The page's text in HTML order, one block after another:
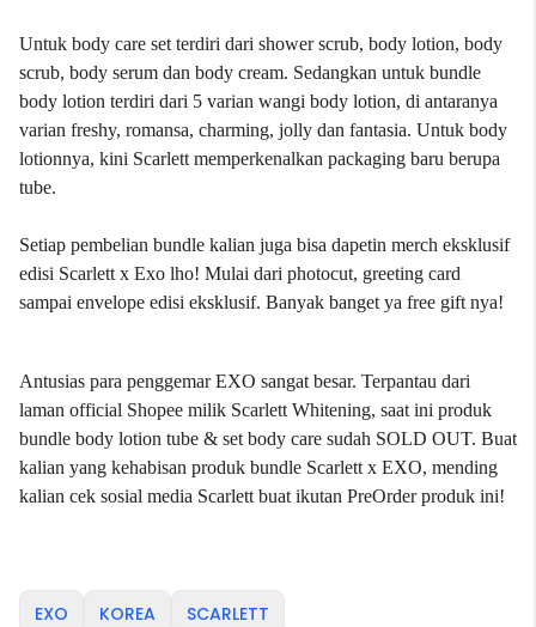
Untuk body care set terdiri dari shower scrub, body lotion, body
scrub, body serum dan body cream. Sedangkan untuk bundle
body lotion terdiri dari 5 varian wangi body lotion, di antaranya
varian freshy, romansa, charming, jolly dan fantasia. Untuk body
lotionnya, kini Scarlett memperkenalkan packaging baru berupa
tube.
Setiap pembelian bundle kalian juga bisa dapetin merch eksklusif
edisi Scarlett x Exo lho! Mulai dari photocut, greeting card
sampai envelope edisi eksklusif. Banyak banget ya free gift nya!
Antusias para penggemar EXO sangat besar. Terpantau dari
laman official Shopee milik Scarlett Whitening, saat ini produk
bundle body lotion tube & set body care sudah SOLD OUT. Buat
kalian yang kehabisan produk bundle Scarlett x EXO, mending
kalian cek sosial media Scarlett buat ikutan PreOrder produk ini!
EXO KOREA SCARLETT